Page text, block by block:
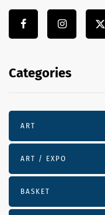
Categories
ART
ART / EXPO
BASKET